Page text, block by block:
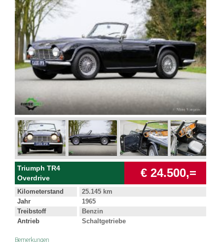
Triumph TR4
Overdrive
€ 24.500,=
Kilometerstand
25.145 km
Jahr
1965
Treibstoff
Benzin
Antrieb
Schaltgetriebe
Bemerkungen